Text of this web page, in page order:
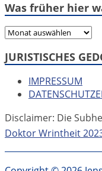
Was früher hier
Was
hier
JURISTISCHES
IMPRESSUM
Disclaimer: Die
Doktor Wrintheit